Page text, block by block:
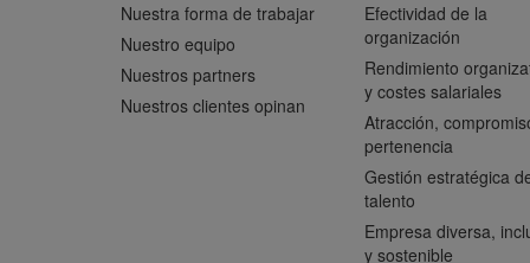
Nuestra forma de trabajar
Nuestro equipo
Nuestros partners
Nuestros clientes opinan
Efectividad de la
organización
Rendimiento
y costes salariales
Atracción,
pertenencia
Gestión estratégica
talento
Empresa diversa,
y sostenible